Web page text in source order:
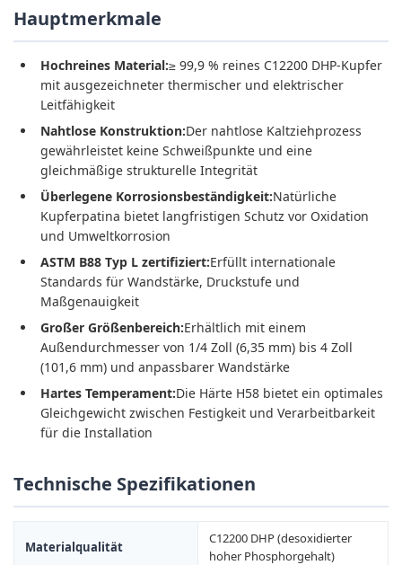
Hauptmerkmale
Hochreines Material:≥ 99,9 % reines C12200 DHP-Kupfer
mit ausgezeichneter thermischer und elektrischer
Leitfähigkeit
Nahtlose Konstruktion:Der nahtlose Kaltziehprozess
gewährleistet keine Schweißpunkte und eine
gleichmäßige strukturelle Integrität
Überlegene Korrosionsbeständigkeit:Natürliche
Kupferpatina bietet langfristigen Schutz vor Oxidation
und Umweltkorrosion
ASTM B88 Typ L zertifiziert:Erfüllt internationale
Standards für Wandstärke, Druckstufe und
Maßgenauigkeit
Großer Größenbereich:Erhältlich mit einem
Außendurchmesser von 1/4 Zoll (6,35 mm) bis 4 Zoll
(101,6 mm) und anpassbarer Wandstärke
Hartes Temperament:Die Härte H58 bietet ein optimales
Gleichgewicht zwischen Festigkeit und Verarbeitbarkeit
für die Installation
Technische Spezifikationen
Materialqualität
C12200 DHP (desoxidierter
hoher Phosphorgehalt)